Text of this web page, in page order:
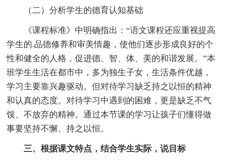
（二）分析学生的德育认知基础
《课程标准》中明确指出：“语文课程还应重视提高
学生的.品德修养和审美情趣，使他们逐步形成良好的个
性和健全的人格，促进德、智、体、美的和谐发展。”本
班学生生活在都市中，多为独生子女，生活条件优越，
学习主要靠兴趣驱动。但对待学习缺乏持之以恒的精神
和认真的态度。对待学习中遇到的困难，更是缺乏不气
馁、不放弃的精神。通过本节课的学习让孩子们懂得做
事要坚持不懈、持之以恒。
三、根据课文特点，结合学生实际，说目标